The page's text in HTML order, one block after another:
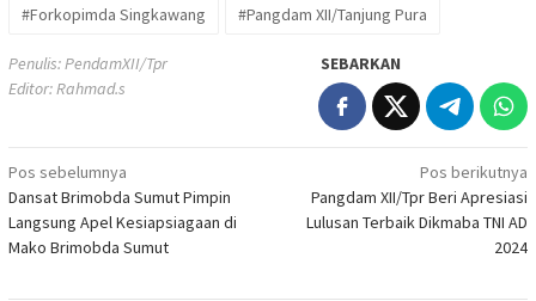
#Forkopimda Singkawang #Pangdam XII/Tanjung Pura
Penulis: PendamXII/Tpr
Editor: Rahmad.s
SEBARKAN
Navigasi
pos
Pos sebelumnya
Dansat Brimobda Sumut Pimpin
Langsung Apel Kesiapsiagaan di
Mako Brimobda Sumut
Pos berikutnya
Pangdam XII/Tpr Beri Apresiasi
Lulusan Terbaik Dikmaba TNI AD
2024